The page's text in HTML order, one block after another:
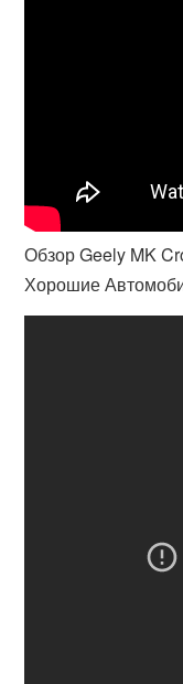
Обзор Geely MK
Хорошие